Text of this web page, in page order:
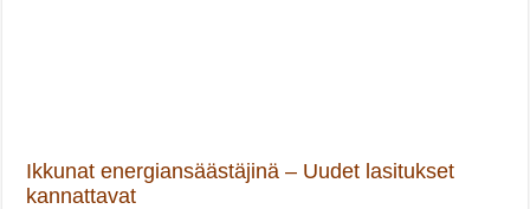
Ikkunat energiansäästäjinä – Uudet lasitukset
kannattavat